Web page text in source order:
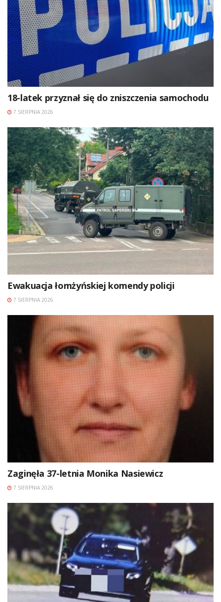
18-latek przyznał się do zniszczenia samochodu
7 SIERPNIA 2026
Ewakuacja łomżyńskiej komendy policji
7 SIERPNIA 2026
Zaginęła 37-letnia Monika Nasiewicz
7 SIERPNIA 2026